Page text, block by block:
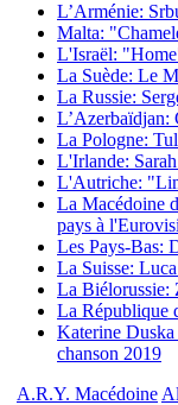
L’Arménie:
Malta:
L'Israël:
La Suède: Le
La Russie:
La Pologne:
L'Irlande:
L'Autriche:
La Macédoine
pays à
Les Pays-Bas:
La Suisse:
La Biélorussie:
La République
Katerine
chanson 2019
A.R.Y. Macédoine